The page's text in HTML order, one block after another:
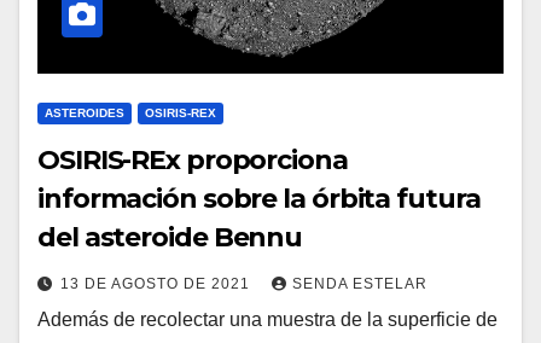
ASTEROIDES OSIRIS-REX
OSIRIS-REx proporciona
información sobre la órbita futura
del asteroide Bennu
13 DE AGOSTO DE 2021 SENDA ESTELAR
Además de recolectar una muestra de la superficie de